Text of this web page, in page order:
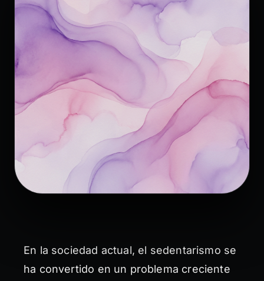
En la sociedad actual, el sedentarismo se
ha convertido en un problema creciente